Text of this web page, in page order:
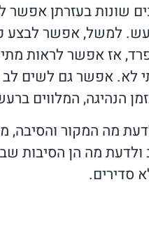
שונות בעזרתן אפשר
למשל, אפשר לבצע
אז אפשר לראות
לא. אפשר גם לשים לב
הנהיגה, המלווים
מה המקור והסיבה,
מה הן הסיבות
סדירים.